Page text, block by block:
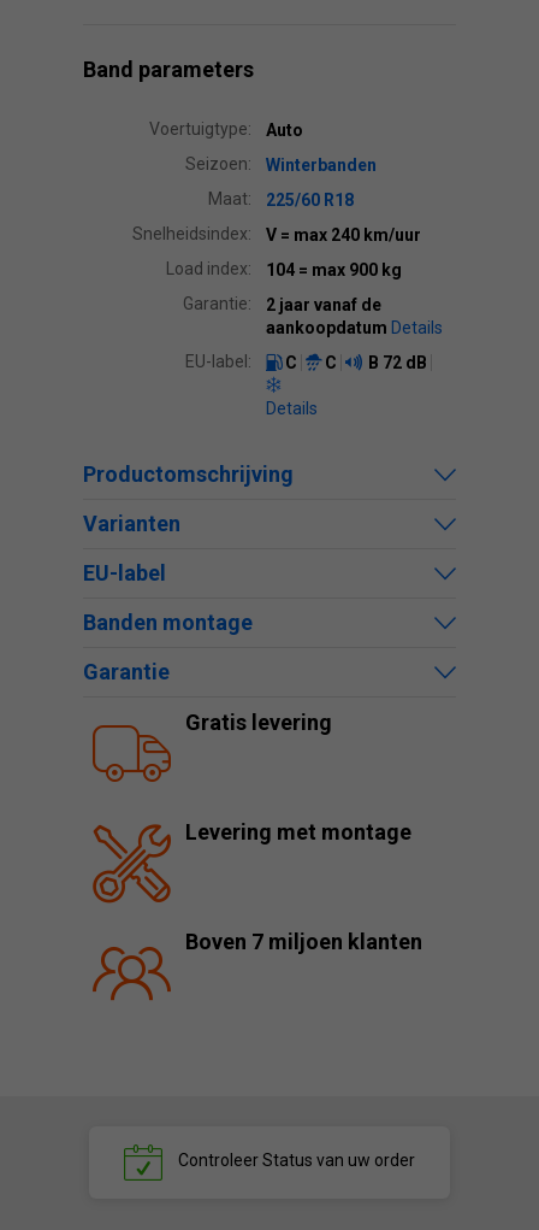
Band parameters
Voertuigtype:
Auto
Seizoen:
Winterbanden
Maat:
225/60 R18
Snelheidsindex:
V = max 240 km/uur
Load index:
104 = max 900 kg
Garantie:
2 jaar vanaf de
aankoopdatum Details
EU-label:
C C B 72 dB
Details
Productomschrijving
Varianten
EU-label
Banden montage
Garantie
Gratis levering
Levering met montage
Boven 7 miljoen klanten
ControleerStatus van uw order